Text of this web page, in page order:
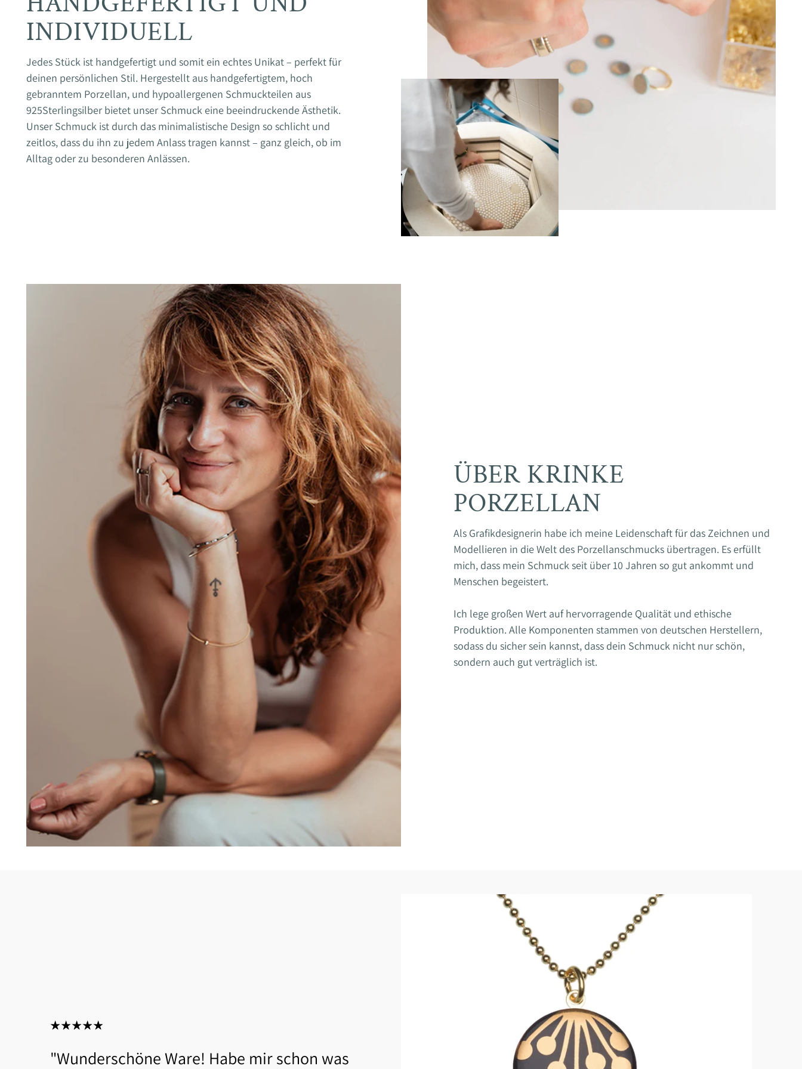
INDIVIDUELL
Jedes Stück ist handgefertigt und somit ein echtes Unikat – perfekt für
deinen persönlichen Stil. Hergestellt aus handgefertigtem, hoch
gebranntem Porzellan, und hypoallergenen Schmuckteilen aus
925Sterlingsilber bietet unser Schmuck eine beeindruckende Ästhetik.
Unser Schmuck ist durch das minimalistische Design so schlicht und
zeitlos, dass du ihn zu jedem Anlass tragen kannst – ganz gleich, ob im
Alltag oder zu besonderen Anlässen.
ÜBER KRINKE
PORZELLAN
Als Grafikdesignerin habe ich meine Leidenschaft für das Zeichnen und
Modellieren in die Welt des Porzellanschmucks übertragen. Es erfüllt
mich, dass mein Schmuck seit über 10 Jahren so gut ankommt und
Menschen begeistert.
Ich lege großen Wert auf hervorragende Qualität und ethische
Produktion. Alle Komponenten stammen von deutschen Herstellern,
sodass du sicher sein kannst, dass dein Schmuck nicht nur schön,
sondern auch gut verträglich ist.
"Wunderschöne Ware! Habe mir schon was